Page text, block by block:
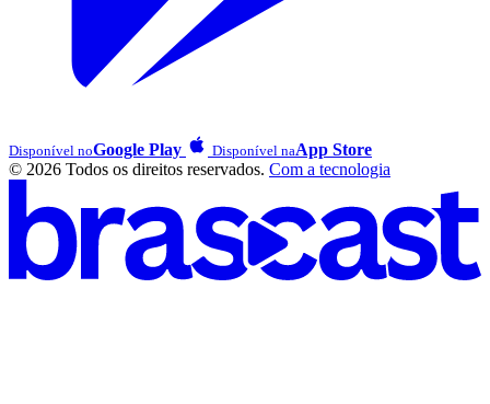
Disponível noGoogle Play Disponível naApp Store
© 2026 Todos os direitos reservados. Com a tecnologia